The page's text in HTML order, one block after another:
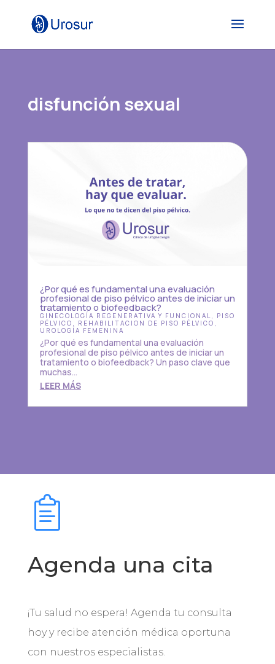
disfunción sexual
¿Por qué es fundamental una evaluación
profesional de piso pélvico antes de iniciar un
tratamiento o biofeedback?
GINECOLOGÍA REGENERATIVA Y FUNCIONAL
PISO
PÉLVICO
REHABILITACION DE PISO PÉLVICO
UROLOGÍA FEMENINA
¿Por qué es fundamental una evaluación
profesional de piso pélvico antes de iniciar un
tratamiento o biofeedback? Un paso clave que
muchas...
LEER MÁS
Agenda una cita
¡Tu salud no espera! Agenda tu consulta
hoy y recibe atención médica oportuna
con nuestros especialistas.